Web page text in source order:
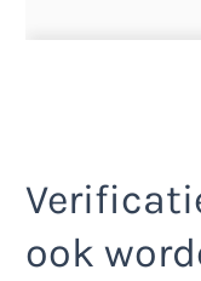
ook